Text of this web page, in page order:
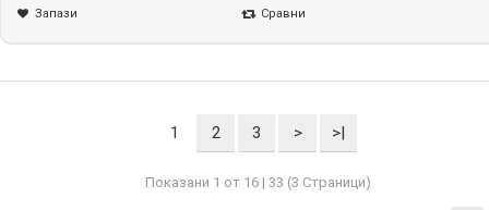
Запази Сравни
1 2 3 > >|
Показани 1 от 16 | 33 (3 Страници)